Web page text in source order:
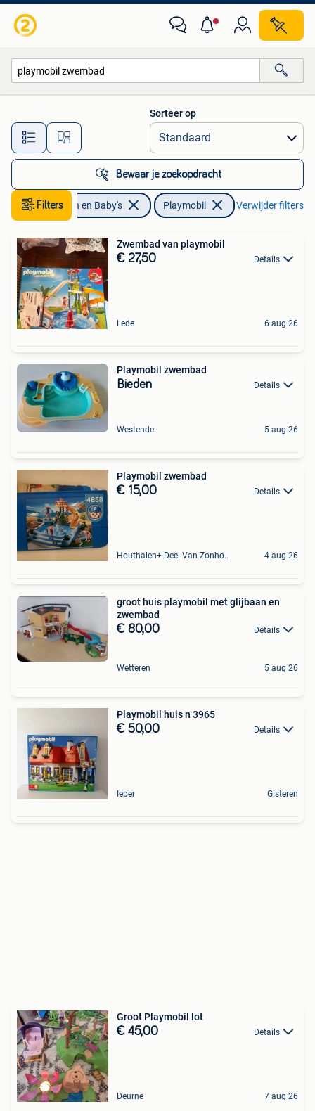
Alle afstanden…
Sorteer op
Bewaar je zoekopdracht
Filters
Kinderen en Baby's Playmobil Verwijder filters
Zwembad van playmobil
€ 27,50 Details
Lede 6 aug 26
Playmobil zwembad
Bieden Details
Westende 5 aug 26
Playmobil zwembad
€ 15,00 Details
Houthalen+ Deel Van Zonhoven En Zolder 4 aug 26
groot huis playmobil met glijbaan en
zwembad
€ 80,00 Details
Wetteren 5 aug 26
Playmobil huis n 3965
€ 50,00 Details
Ieper Gisteren
Groot Playmobil lot
€ 45,00 Details
Deurne 7 aug 26